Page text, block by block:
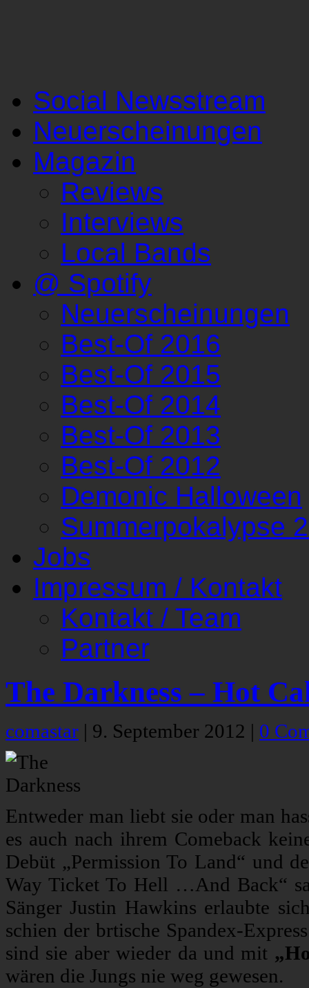
Social Newsstream
Neuerscheinungen
Magazin
Reviews
Interviews
Local Bands
@ Spotify
Neuerscheinungen
Best-Of 2016
Best-Of 2015
Best-Of 2014
Best-Of 2013
Best-Of 2012
Demonic Halloween
Summerpokalypse
Jobs
Impressum / Kontakt
Kontakt / Team
Partner
The Darkness – Hot
comastar | 9. September 2012 | 0
Entweder man liebt sie oder man
es auch nach ihrem Comeback
Debüt „Permission To Land“ und
Way Ticket To Hell …And Back“
Sänger Justin Hawkins erlaubte
schien der brtische Spandex-
sind sie aber wieder da und mit
wären die Jungs nie weg gewesen.